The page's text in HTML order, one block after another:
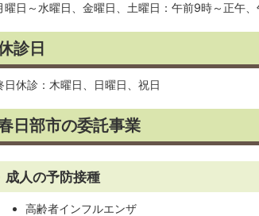
曜日～水曜日、金曜日、土曜日：午前9時～正午
診日
日休診：木曜日、日曜日、祝日
日部市の委託事業
成人の予防接種
高齢者インフルエンザ